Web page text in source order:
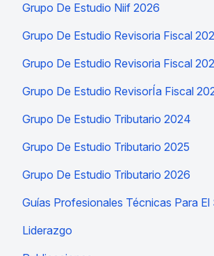
Grupo De Estudio Niif 2026
Grupo De Estudio Revisoria Fiscal
Grupo De Estudio Revisoria Fiscal
Grupo De Estudio RevisorÍa Fiscal
Grupo De Estudio Tributario 2024
Grupo De Estudio Tributario 2025
Grupo De Estudio Tributario 2026
Guías Profesionales Técnicas Para El
Liderazgo